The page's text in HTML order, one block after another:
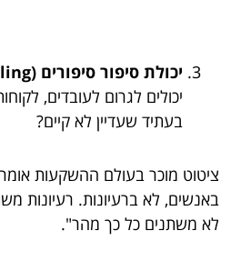
יכולת סיפור סיפורים (Storytelling):
יכולים לגרום לעובדים,
בעתיד שעדיין לא קיים?
ציטוט מוכר בעולם ההשקעות
לא משתנים כל כך מהר".